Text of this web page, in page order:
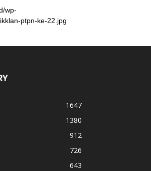
wp-
ptpn-ke-22.jpg
1647
1380
912
726
643